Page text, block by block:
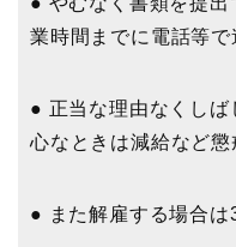
業時間までに電話等で
● 正当な理由なくし
心なときは減給など懲
● また解雇する場合は